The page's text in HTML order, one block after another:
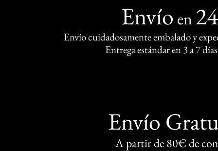
Envío en
Envío cuidadosamente embalado y
Entrega estándar en 3 a 7
Envío
A partir de 80€ de